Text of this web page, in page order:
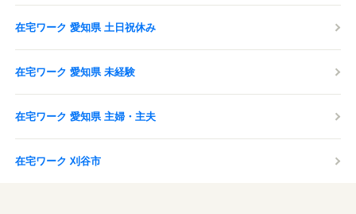
在宅ワーク 愛知県 土日祝休み
在宅ワーク 愛知県 未経験
在宅ワーク 愛知県 主婦・主夫
在宅ワーク 刈谷市